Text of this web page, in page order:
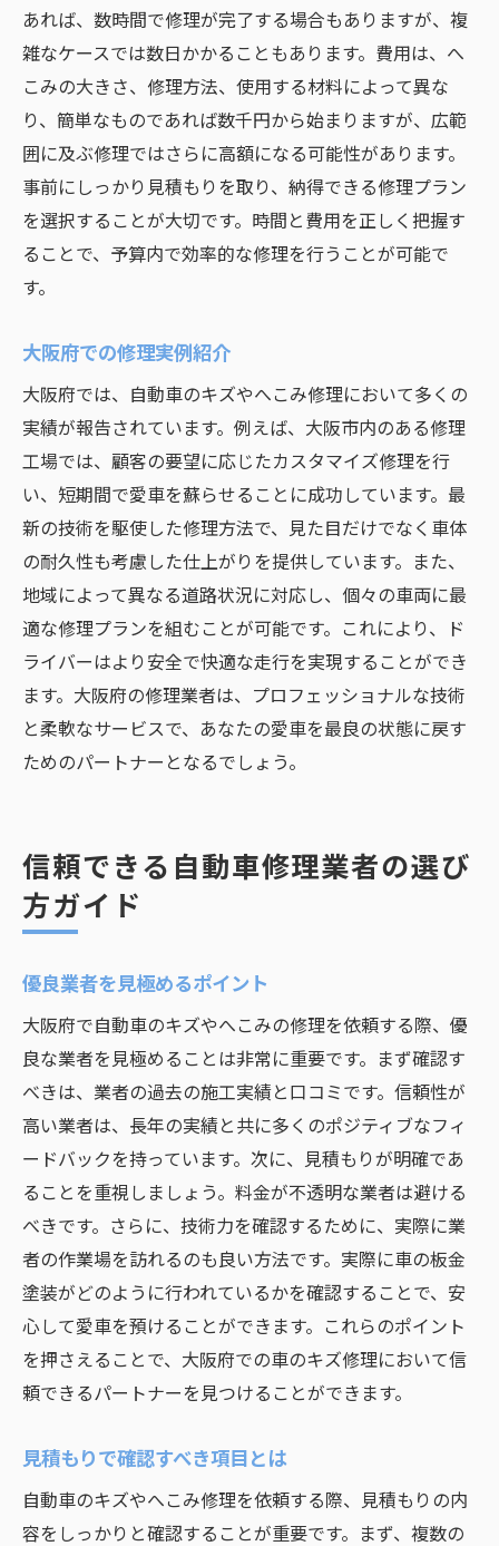
あれば、数時間で修理が完了する場合もありますが、複
雑なケースでは数日かかることもあります。費用は、へ
こみの大きさ、修理方法、使用する材料によって異な
り、簡単なものであれば数千円から始まりますが、広範
囲に及ぶ修理ではさらに高額になる可能性があります。
事前にしっかり見積もりを取り、納得できる修理プラン
を選択することが大切です。時間と費用を正しく把握す
ることで、予算内で効率的な修理を行うことが可能で
す。
大阪府での修理実例紹介
大阪府では、自動車のキズやへこみ修理において多くの
実績が報告されています。例えば、大阪市内のある修理
工場では、顧客の要望に応じたカスタマイズ修理を行
い、短期間で愛車を蘇らせることに成功しています。最
新の技術を駆使した修理方法で、見た目だけでなく車体
の耐久性も考慮した仕上がりを提供しています。また、
地域によって異なる道路状況に対応し、個々の車両に最
適な修理プランを組むことが可能です。これにより、ド
ライバーはより安全で快適な走行を実現することができ
ます。大阪府の修理業者は、プロフェッショナルな技術
と柔軟なサービスで、あなたの愛車を最良の状態に戻す
ためのパートナーとなるでしょう。
信頼できる自動車修理業者の選び
方ガイド
優良業者を見極めるポイント
大阪府で自動車のキズやへこみの修理を依頼する際、優
良な業者を見極めることは非常に重要です。まず確認す
べきは、業者の過去の施工実績と口コミです。信頼性が
高い業者は、長年の実績と共に多くのポジティブなフィ
ードバックを持っています。次に、見積もりが明確であ
ることを重視しましょう。料金が不透明な業者は避ける
べきです。さらに、技術力を確認するために、実際に業
者の作業場を訪れるのも良い方法です。実際に車の板金
塗装がどのように行われているかを確認することで、安
心して愛車を預けることができます。これらのポイント
を押さえることで、大阪府での車のキズ修理において信
頼できるパートナーを見つけることができます。
見積もりで確認すべき項目とは
自動車のキズやへこみ修理を依頼する際、見積もりの内
容をしっかりと確認することが重要です。まず、複数の